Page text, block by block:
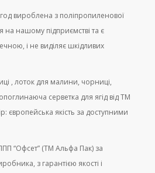
вироблена з поліпропиленової
на нашому підприємстві та є
і не виділяє шкідливих
, лоток для малини, чорниці,
серветка для ягід від ТМ
європейська якість за доступними
“Офсет” (ТМ Альфа Пак) за
з гарантією якості і